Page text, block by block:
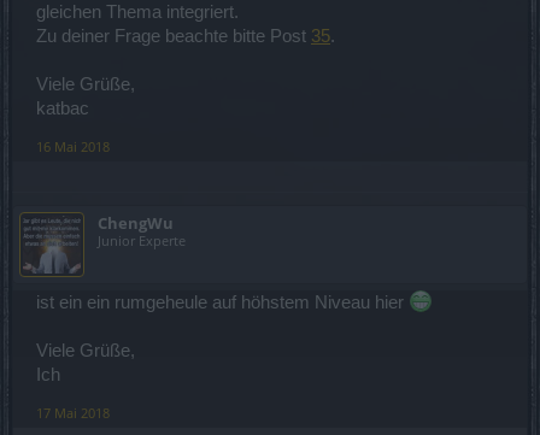
gleichen Thema integriert.
Zu deiner Frage beachte bitte Post 35.
Viele Grüße,
katbac
16 Mai 2018
ChengWu
Junior Experte
ist ein ein rumgeheule auf höhstem Niveau hier
Viele Grüße,
Ich
17 Mai 2018